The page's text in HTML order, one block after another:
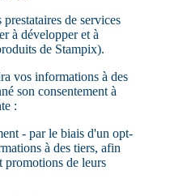
de services
à développer et à
de Stampix).
vos informations à des
son consentement à
:
- par le biais d'un opt-
à des tiers, afin
promotions de leurs